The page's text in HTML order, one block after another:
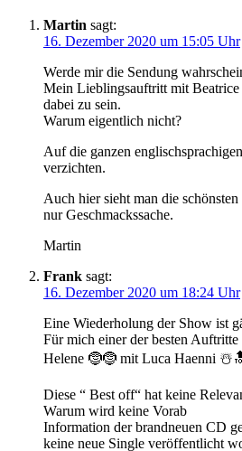
Martin sagt:
16. Dezember 2020 um 15:05 Uhr
Werde mir die Sendung
Mein Lieblingsauftritt mit
dabei zu sein.
Warum eigentlich nicht?
Auf die ganzen
verzichten.
Auch hier sieht man die
nur Geschmackssache.
Martin
Frank sagt:
16. Dezember 2020 um 18:24 Uhr
Eine Wiederholung der Show ist
Für mich einer der besten Auftritte
Helene 🤶🤶 mit Luca Haenni
Diese “ Best off“ hat keine
Warum wird keine Vorab
Information der brandneuen CD
keine neue Single veröffentlicht